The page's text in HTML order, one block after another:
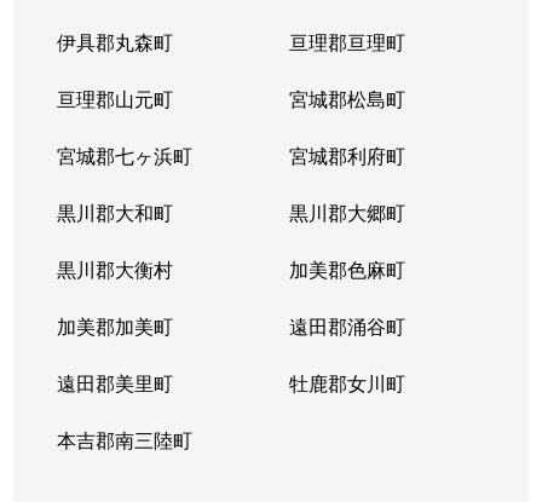
伊具郡丸森町 亘理郡亘理町
亘理郡山元町 宮城郡松島町
宮城郡七ヶ浜町 宮城郡利府町
黒川郡大和町 黒川郡大郷町
黒川郡大衡村 加美郡色麻町
加美郡加美町 遠田郡涌谷町
遠田郡美里町 牡鹿郡女川町
本吉郡南三陸町